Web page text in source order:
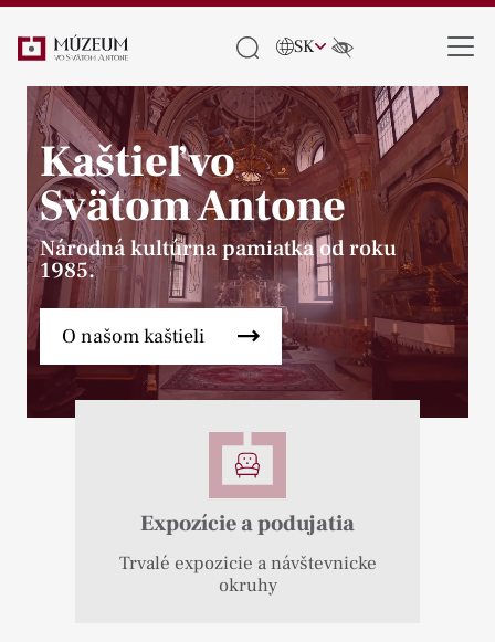
SK
Kaštieľ vo
Svätom Antone
Národná kultúrna pamiatka od roku
1985.
O našom kaštieli
Expozície a podujatia
Trvalé expozicie a návštevnicke
okruhy